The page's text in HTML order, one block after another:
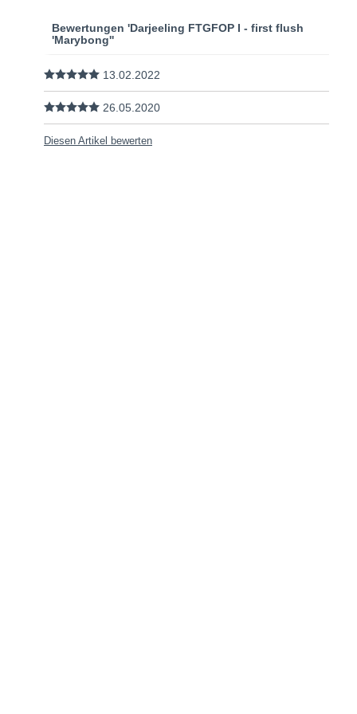
Bewertungen 'Darjeeling FTGFOP I - first flush
'Marybong''
13.02.2022
26.05.2020
Diesen Artikel bewerten